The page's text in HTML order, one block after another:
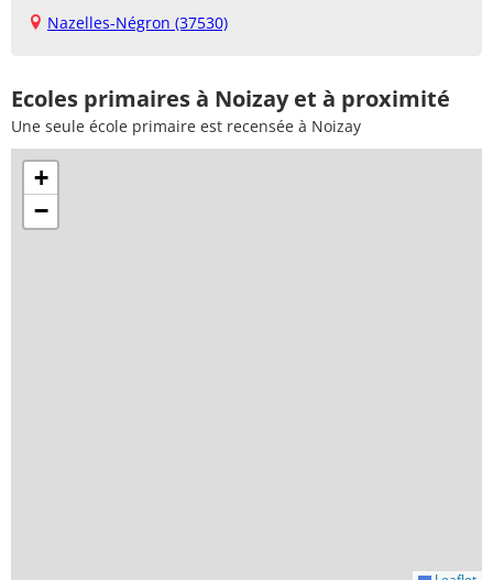
Nazelles-Négron (37530)
Ecoles primaires à Noizay et à proximité
Une seule école primaire est recensée à Noizay
+
−